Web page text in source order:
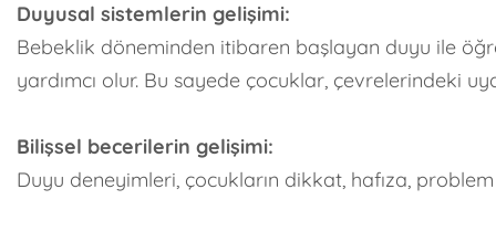
Duyusal sistemlerin gelişimi:
Bebeklik döneminden itibaren başlayan duyu ile
yardımcı olur. Bu sayede çocuklar, çevrelerindeki
Bilişsel becerilerin gelişimi:
Duyu deneyimleri, çocukların dikkat, hafıza,